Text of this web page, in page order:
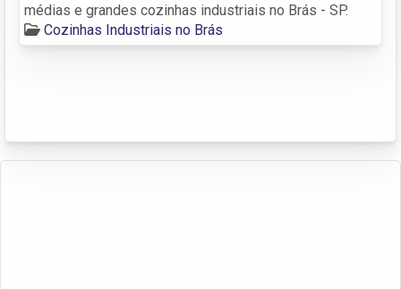
médias e grandes cozinhas industriais no Brás - SP.
Cozinhas Industriais no Brás